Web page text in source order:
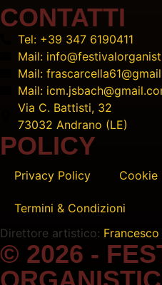
CONTATTI
Tel: +39 347 6190411
Mail:
Mail:
Mail:
Via C. Battisti, 32
73032 Andrano (LE)
POLICY
Privacy Policy Cookie
Termini & Condizioni
Direttore artistico:
© 2026 -